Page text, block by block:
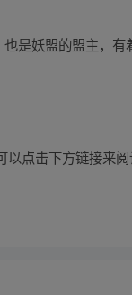
是妖盟的盟主，
点击下方链接来